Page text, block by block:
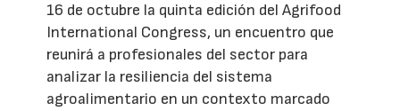
16 de octubre la quinta edición del Agrifood
International Congress, un encuentro que
reunirá a profesionales del sector para
analizar la resiliencia del sistema
agroalimentario en un contexto marcado